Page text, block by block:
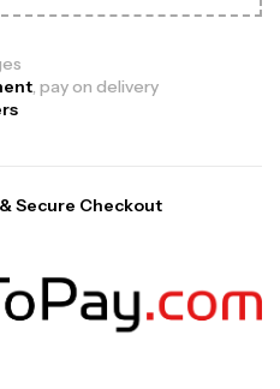
, pay on delivery
Secure Checkout